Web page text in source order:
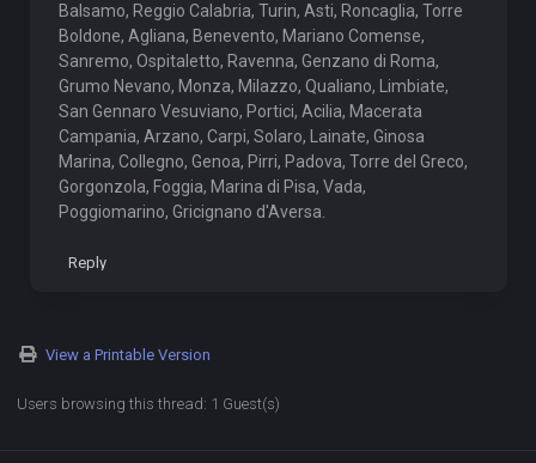
Balsamo, Reggio Calabria, Turin, Asti, Roncaglia, Torre
Boldone, Agliana, Benevento, Mariano Comense,
Sanremo, Ospitaletto, Ravenna, Genzano di Roma,
Grumo Nevano, Monza, Milazzo, Qualiano, Limbiate,
San Gennaro Vesuviano, Portici, Acilia, Macerata
Campania, Arzano, Carpi, Solaro, Lainate, Ginosa
Marina, Collegno, Genoa, Pirri, Padova, Torre del Greco,
Gorgonzola, Foggia, Marina di Pisa, Vada,
Poggiomarino, Gricignano d'Aversa.
Reply
View a Printable Version
Users browsing this thread: 1 Guest(s)